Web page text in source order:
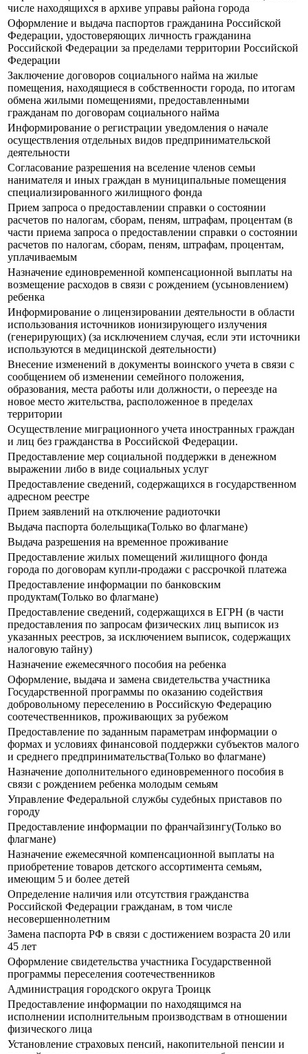
числе находящихся в архиве управы района города
Оформление и выдача паспортов гражданина Российской
Федерации, удостоверяющих личность гражданина
Российской Федерации за пределами территории Российской
Федерации
Заключение договоров социального найма на жилые
помещения, находящиеся в собственности города, по итогам
обмена жилыми помещениями, предоставленными
гражданам по договорам социального найма
Информирование о регистрации уведомления о начале
осуществления отдельных видов предпринимательской
деятельности
Согласование разрешения на вселение членов семьи
нанимателя и иных граждан в муниципальные помещения
специализированного жилищного фонда
Прием запроса о предоставлении справки о состоянии
расчетов по налогам, сборам, пеням, штрафам, процентам (в
части приема запроса о предоставлении справки о состоянии
расчетов по налогам, сборам, пеням, штрафам, процентам,
уплачиваемым
Назначение единовременной компенсационной выплаты на
возмещение расходов в связи с рождением (усыновлением)
ребенка
Информирование о лицензировании деятельности в области
использования источников ионизирующего излучения
(генерирующих) (за исключением случая, если эти источники
используются в медицинской деятельности)
Внесение изменений в документы воинского учета в связи с
сообщением об изменении семейного положения,
образования, места работы или должности, о переезде на
новое место жительства, расположенное в пределах
территории
Осуществление миграционного учета иностранных граждан
и лиц без гражданства в Российской Федерации.
Предоставление мер социальной поддержки в денежном
выражении либо в виде социальных услуг
Предоставление сведений, содержащихся в государственном
адресном реестре
Прием заявлений на отключение радиоточки
Выдача паспорта болельщика(Только во флагмане)
Выдача разрешения на временное проживание
Предоставление жилых помещений жилищного фонда
города по договорам купли-продажи с рассрочкой платежа
Предоставление информации по банковским
продуктам(Только во флагмане)
Предоставление сведений, содержащихся в ЕГРН (в части
предоставления по запросам физических лиц выписок из
указанных реестров, за исключением выписок, содержащих
налоговую тайну)
Назначение ежемесячного пособия на ребенка
Оформление, выдача и замена свидетельства участника
Государственной программы по оказанию содействия
добровольному переселению в Российскую Федерацию
соотечественников, проживающих за рубежом
Предоставление по заданным параметрам информации о
формах и условиях финансовой поддержки субъектов малого
и среднего предпринимательства(Только во флагмане)
Назначение дополнительного единовременного пособия в
связи с рождением ребенка молодым семьям
Управление Федеральной службы судебных приставов по
городу
Предоставление информации по франчайзингу(Только во
флагмане)
Назначение ежемесячной компенсационной выплаты на
приобретение товаров детского ассортимента семьям,
имеющим 5 и более детей
Определение наличия или отсутствия гражданства
Российской Федерации гражданам, в том числе
несовершеннолетним
Замена паспорта РФ в связи с достижением возраста 20 или
45 лет
Оформление свидетельства участника Государственной
программы переселения соотечественников
Администрация городского округа Троицк
Предоставление информации по находящимся на
исполнении исполнительным производствам в отношении
физического лица
Установление страховых пенсий, накопительной пенсии и